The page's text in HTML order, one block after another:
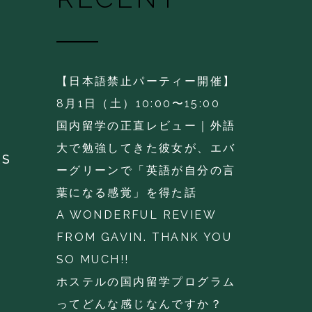
【日本語禁止パーティー開催】
8月1日（土）10:00〜15:00
国内留学の正直レビュー｜外語
大で勉強してきた彼女が、エバ
ーグリーンで「英語が自分の言
葉になる感覚」を得た話
A WONDERFUL REVIEW
FROM GAVIN. THANK YOU
SO MUCH!!
ホステルの国内留学プログラム
ってどんな感じなんですか？